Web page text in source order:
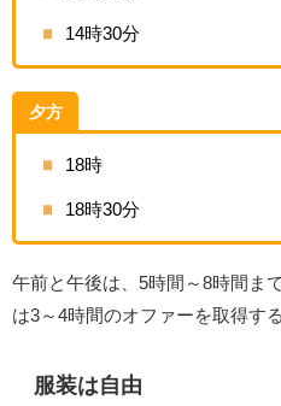
14時30分
夕方
18時
18時30分
午前と午後は、5時間～8時間ま
は3～4時間のオファーを取得す
服装は自由